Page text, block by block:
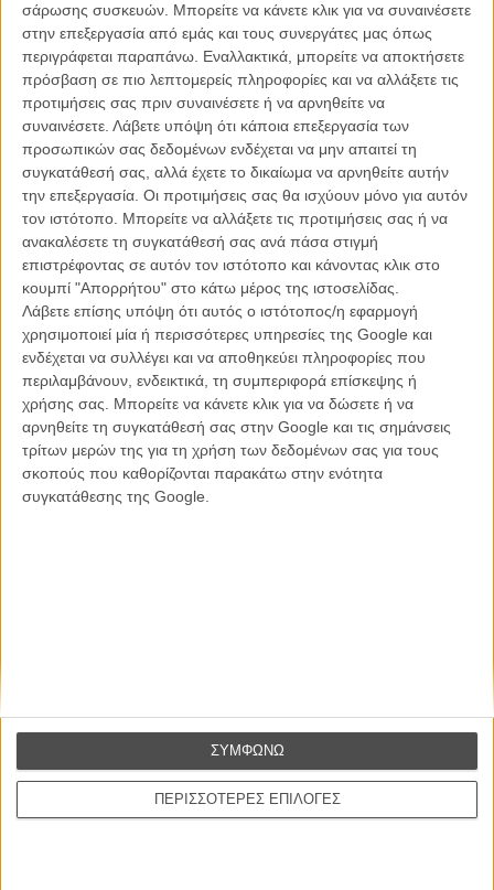
σάρωσης συσκευών. Μπορείτε να κάνετε κλικ για να συναινέσετε
στην επεξεργασία από εμάς και τους συνεργάτες μας όπως
περιγράφεται παραπάνω. Εναλλακτικά, μπορείτε να αποκτήσετε
πρόσβαση σε πιο λεπτομερείς πληροφορίες και να αλλάξετε τις
προτιμήσεις σας πριν συναινέσετε ή να αρνηθείτε να
συναινέσετε. Λάβετε υπόψη ότι κάποια επεξεργασία των
προσωπικών σας δεδομένων ενδέχεται να μην απαιτεί τη
συγκατάθεσή σας, αλλά έχετε το δικαίωμα να αρνηθείτε αυτήν
την επεξεργασία. Οι προτιμήσεις σας θα ισχύουν μόνο για αυτόν
τον ιστότοπο. Μπορείτε να αλλάξετε τις προτιμήσεις σας ή να
ανακαλέσετε τη συγκατάθεσή σας ανά πάσα στιγμή
επιστρέφοντας σε αυτόν τον ιστότοπο και κάνοντας κλικ στο
κουμπί "Απορρήτου" στο κάτω μέρος της ιστοσελίδας.
Λάβετε επίσης υπόψη ότι αυτός ο ιστότοπος/η εφαρμογή
χρησιμοποιεί μία ή περισσότερες υπηρεσίες της Google και
ενδέχεται να συλλέγει και να αποθηκεύει πληροφορίες που
περιλαμβάνουν, ενδεικτικά, τη συμπεριφορά επίσκεψης ή
χρήσης σας. Μπορείτε να κάνετε κλικ για να δώσετε ή να
αρνηθείτε τη συγκατάθεσή σας στην Google και τις σημάνσεις
τρίτων μερών της για τη χρήση των δεδομένων σας για τους
σκοπούς που καθορίζονται παρακάτω στην ενότητα
συγκατάθεσης της Google.
ΠΕΡΙΣΣΟΤΕΡΕΣ ΕΠΙΛΟΓΕΣ
ΣΥΜΦΩΝΩ
Βιμ Βέντερς
Η επιτυχία είναι υπερτιμημένη. Δεν σε κάνει
καλύτερο, δεν σε πάει πουθενά η επιτυχία. Είναι
απλώς ένα ωραίο, ανεβαστικό, επιφανειακό
συναίσθημα.»
CONNECT
Εγγράψου στο εβδομαδιαίο newsletter μας.
ΕΓΓΡΑΦΗ
Θέλω να λαμβάνω τα newsletter σας.